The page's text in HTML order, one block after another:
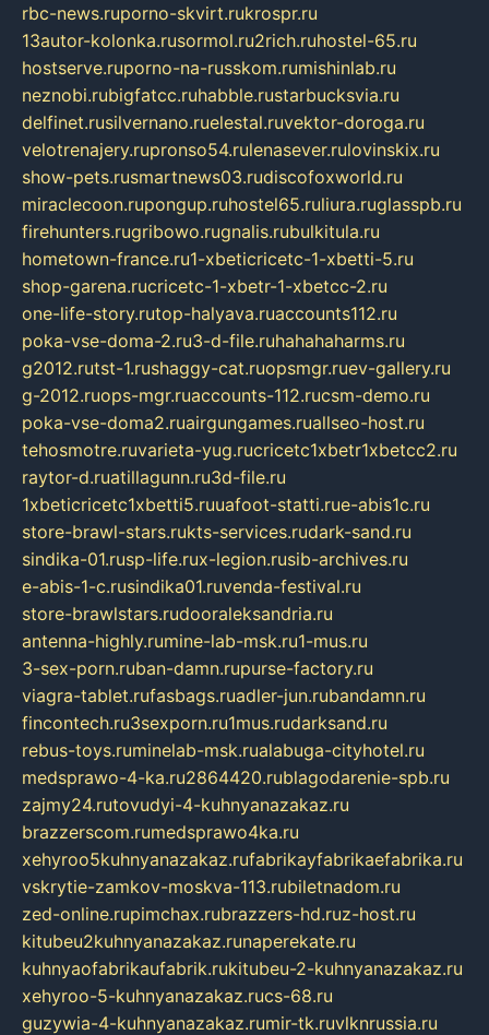
rbc-news.ruporno-skvirt.rukrospr.ru
13autor-kolonka.rusormol.ru2rich.ruhostel-65.ru
hostserve.ruporno-na-russkom.rumishinlab.ru
neznobi.rubigfatcc.ruhabble.rustarbucksvia.ru
delfinet.rusilvernano.ruelestal.ruvektor-doroga.ru
velotrenajery.rupronso54.rulenasever.rulovinskix.ru
show-pets.rusmartnews03.rudiscofoxworld.ru
miraclecoon.rupongup.ruhostel65.ruliura.ruglasspb.ru
firehunters.rugribowo.rugnalis.rubulkitula.ru
hometown-france.ru1-xbeticricetc-1-xbetti-5.ru
shop-garena.rucricetc-1-xbetr-1-xbetcc-2.ru
one-life-story.rutop-halyava.ruaccounts112.ru
poka-vse-doma-2.ru3-d-file.ruhahahaharms.ru
g2012.rutst-1.rushaggy-cat.ruopsmgr.ruev-gallery.ru
g-2012.ruops-mgr.ruaccounts-112.rucsm-demo.ru
poka-vse-doma2.ruairgungames.ruallseo-host.ru
tehosmotre.ruvarieta-yug.rucricetc1xbetr1xbetcc2.ru
raytor-d.ruatillagunn.ru3d-file.ru
1xbeticricetc1xbetti5.ruuafoot-statti.rue-abis1c.ru
store-brawl-stars.rukts-services.rudark-sand.ru
sindika-01.rusp-life.rux-legion.rusib-archives.ru
e-abis-1-c.rusindika01.ruvenda-festival.ru
store-brawlstars.rudooraleksandria.ru
antenna-highly.rumine-lab-msk.ru1-mus.ru
3-sex-porn.ruban-damn.rupurse-factory.ru
viagra-tablet.rufasbags.ruadler-jun.rubandamn.ru
fincontech.ru3sexporn.ru1mus.rudarksand.ru
rebus-toys.ruminelab-msk.rualabuga-cityhotel.ru
medsprawo-4-ka.ru2864420.rublagodarenie-spb.ru
zajmy24.rutovudyi-4-kuhnyanazakaz.ru
brazzerscom.rumedsprawo4ka.ru
xehyroo5kuhnyanazakaz.rufabrikayfabrikaefabrika.ru
vskrytie-zamkov-moskva-113.rubiletnadom.ru
zed-online.rupimchax.rubrazzers-hd.ruz-host.ru
kitubeu2kuhnyanazakaz.runaperekate.ru
kuhnyaofabrikaufabrik.rukitubeu-2-kuhnyanazakaz.ru
xehyroo-5-kuhnyanazakaz.rucs-68.ru
guzywia-4-kuhnyanazakaz.rumir-tk.ruvlknrussia.ru